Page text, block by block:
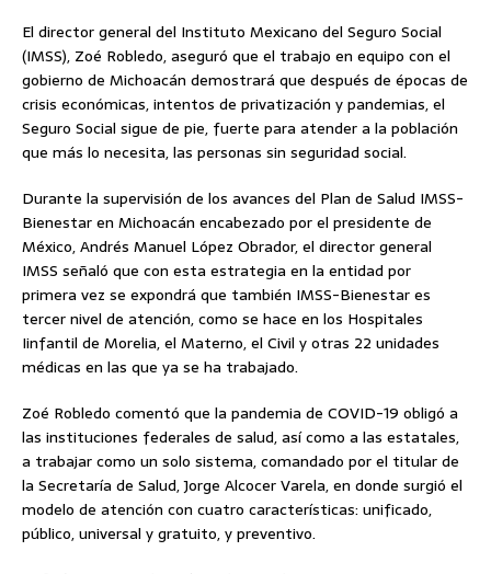
El director general del Instituto Mexicano del Seguro Social
(IMSS), Zoé Robledo, aseguró que el trabajo en equipo con el
gobierno de Michoacán demostrará que después de épocas de
crisis económicas, intentos de privatización y pandemias, el
Seguro Social sigue de pie, fuerte para atender a la población
que más lo necesita, las personas sin seguridad social.
Durante la supervisión de los avances del Plan de Salud IMSS-
Bienestar en Michoacán encabezado por el presidente de
México, Andrés Manuel López Obrador, el director general
IMSS señaló que con esta estrategia en la entidad por
primera vez se expondrá que también IMSS-Bienestar es
tercer nivel de atención, como se hace en los Hospitales
Iinfantil de Morelia, el Materno, el Civil y otras 22 unidades
médicas en las que ya se ha trabajado.
Zoé Robledo comentó que la pandemia de COVID-19 obligó a
las instituciones federales de salud, así como a las estatales,
a trabajar como un solo sistema, comandado por el titular de
la Secretaría de Salud, Jorge Alcocer Varela, en donde surgió el
modelo de atención con cuatro características: unificado,
público, universal y gratuito, y preventivo.